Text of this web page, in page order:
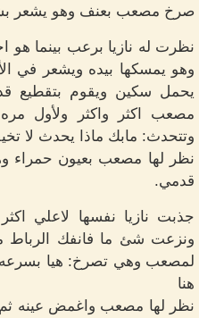
صرخ مصعب بعنف وهو يشعر
نظرت له نازيا برعب بينما
وهو يمسكها بيده ويشعر في
يحمل سكين ويقوم بتقطيع
مصعب اكثر واكثر ولأول
وتتحدث: مابك ماذا يحدث لا
نظر لها مصعب بعيون
قدمي.
جذبت نازيا نفسها لاعلي
ونزعت شئ ما فانفك
لمصعب وهي تصرخ: هيا بسرعه
هنا
نظر لها مصعب واغمض عينه